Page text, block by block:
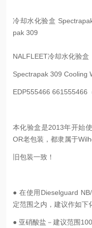
冷却水化验盒
pak 309
NALFLEET冷却水化验
Spectrapak 309 Cooling
EDP555466 661555466
本化验盒是2013年开始
OR老包装，都隶属于
旧包装一致！
● 在使用Dieselguard
定范围之内，建议作如下
● 亚硝酸盐－建议范围